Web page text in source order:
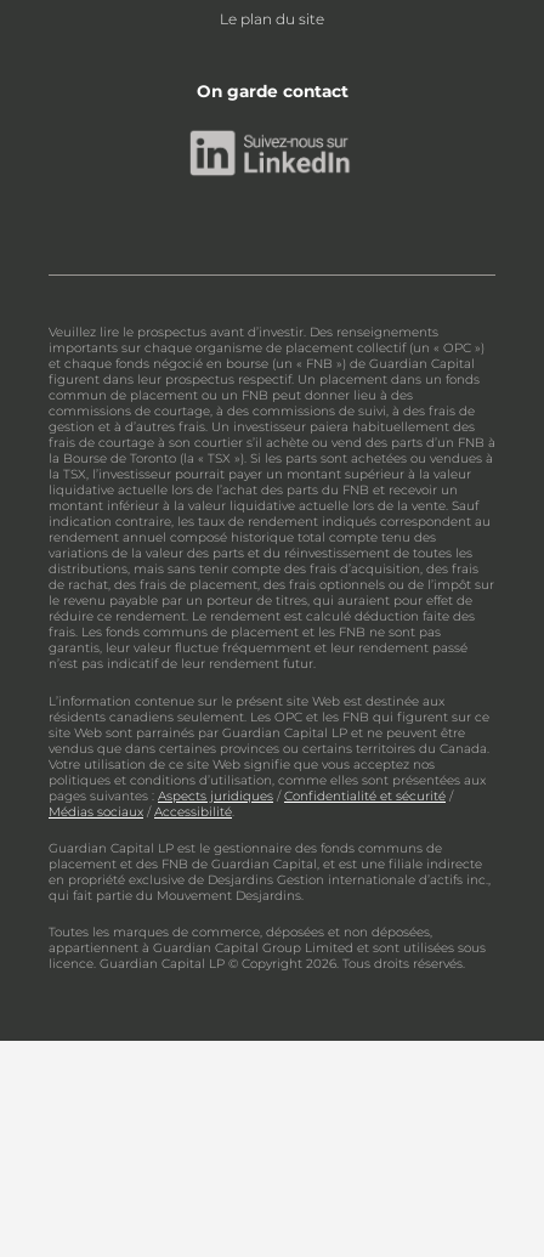
Le plan du site
On garde contact
Veuillez lire le prospectus avant d’investir. Des renseignements
importants sur chaque organisme de placement collectif (un « OPC »)
et chaque fonds négocié en bourse (un « FNB ») de Guardian Capital
figurent dans leur prospectus respectif. Un placement dans un fonds
commun de placement ou un FNB peut donner lieu à des
commissions de courtage, à des commissions de suivi, à des frais de
gestion et à d’autres frais. Un investisseur paiera habituellement des
frais de courtage à son courtier s’il achète ou vend des parts d’un FNB à
la Bourse de Toronto (la « TSX »). Si les parts sont achetées ou vendues à
la TSX, l’investisseur pourrait payer un montant supérieur à la valeur
liquidative actuelle lors de l’achat des parts du FNB et recevoir un
montant inférieur à la valeur liquidative actuelle lors de la vente. Sauf
indication contraire, les taux de rendement indiqués correspondent au
rendement annuel composé historique total compte tenu des
variations de la valeur des parts et du réinvestissement de toutes les
distributions, mais sans tenir compte des frais d’acquisition, des frais
de rachat, des frais de placement, des frais optionnels ou de l’impôt sur
le revenu payable par un porteur de titres, qui auraient pour effet de
réduire ce rendement. Le rendement est calculé déduction faite des
frais. Les fonds communs de placement et les FNB ne sont pas
garantis, leur valeur fluctue fréquemment et leur rendement passé
n’est pas indicatif de leur rendement futur.
L’information contenue sur le présent site Web est destinée aux
résidents canadiens seulement. Les OPC et les FNB qui figurent sur ce
site Web sont parrainés par Guardian Capital LP et ne peuvent être
vendus que dans certaines provinces ou certains territoires du Canada.
Votre utilisation de ce site Web signifie que vous acceptez nos
politiques et conditions d’utilisation, comme elles sont présentées aux
pages suivantes : Aspects juridiques /Confidentialité et sécurité /
Médias sociaux /Accessibilité
Guardian Capital LP est le gestionnaire des fonds communs de
placement et des FNB de Guardian Capital, et est une filiale indirecte
en propriété exclusive de Desjardins Gestion internationale d’actifs inc.,
qui fait partie du Mouvement Desjardins.
Toutes les marques de commerce, déposées et non déposées,
appartiennent à Guardian Capital Group Limited et sont utilisées sous
licence. Guardian Capital LP © Copyright 2026. Tous droits réservés.